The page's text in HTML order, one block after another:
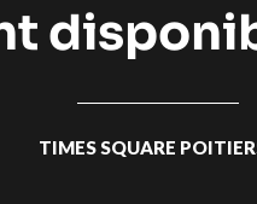
TIMES SQUARE